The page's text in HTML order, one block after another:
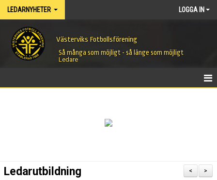
LEDARNYHETER LOGGA IN
Västerviks Fotbollsförening
Så många som möjligt - så länge som möjligt
Ledare
>
<
Ledarutbildning